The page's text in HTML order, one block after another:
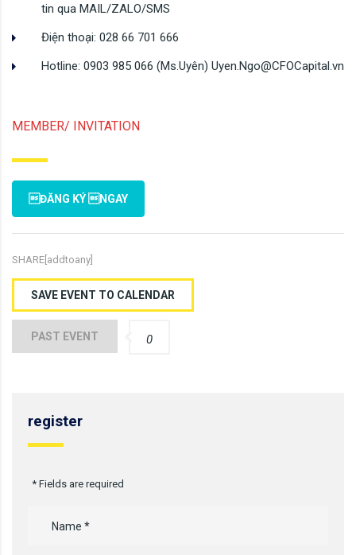
tin qua MAIL/ZALO/SMS
Điện thoại: 028 66 701 666
Hotline: 0903 985 066 (Ms.Uyên) Uyen.Ngo@CFOCapital.vn
MEMBER/ INVITATION
ĐĂNG KÝ NGAY
SHARE[addtoany]
SAVE EVENT TO CALENDAR
PAST EVENT 0
register
* Fields are required